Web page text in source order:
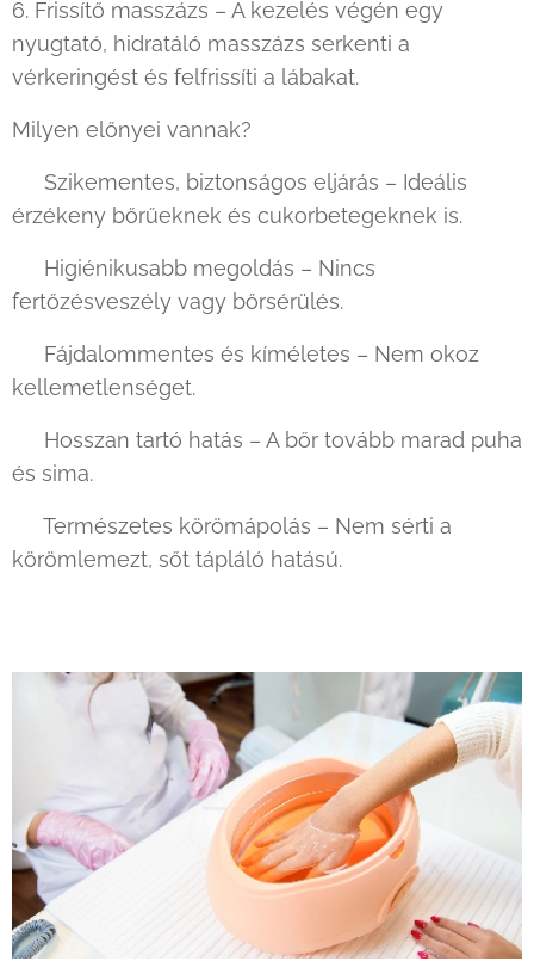
6. Frissítő masszázs – A kezelés végén egy
nyugtató, hidratáló masszázs serkenti a
vérkeringést és felfrissíti a lábakat.
Milyen előnyei vannak?
✔ Szikementes, biztonságos eljárás – Ideális
érzékeny bőrűeknek és cukorbetegeknek is.
✔ Higiénikusabb megoldás – Nincs
fertőzésveszély vagy bőrsérülés.
✔ Fájdalommentes és kíméletes – Nem okoz
kellemetlenséget.
✔ Hosszan tartó hatás – A bőr tovább marad puha
és sima.
✔ Természetes körömápolás – Nem sérti a
körömlemezt, sőt tápláló hatású.